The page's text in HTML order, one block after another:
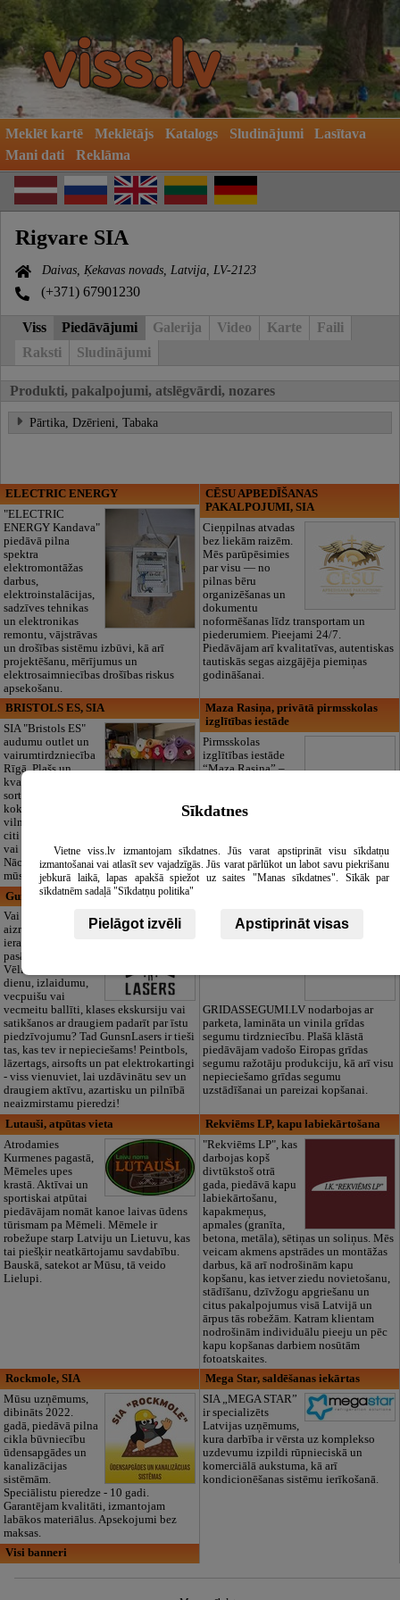
Meklēt kartē Meklētājs Katalogs Sludinājumi
Lasītava
Mani dati
Reklāma
Rigvare SIA
Daivas, Ķekavas novads, Latvija, LV-2123
(+371) 67901230
Viss Piedāvājumi Galerija Video Karte
Faili
Raksti
Sludinājumi
Produkti, pakalpojumi, atslēgvārdi, nozares
Pārtika, Dzērieni, Tabaka
ELECTRIC ENERGY
"ELECTRIC
ENERGY Kandava"
piedāvā pilna
spektra
elektromontāžas
darbus,
elektroinstalācijas,
sadzīves tehnikas
un elektronikas
remontu, vājstrāvas
un drošības sistēmu izbūvi, kā arī
projektēšanu, mērījumus un
elektrosaimniecības drošības riskus
apsekošanu.
CĒSU APBEDĪŠANAS
PAKALPOJUMI, SIA
Cieņpilnas atvadas
bez liekām raizēm.
Mēs parūpēsimies
par visu — no
pilnas bēru
organizēšanas un
dokumentu
noformēšanas līdz transportam un
piederumiem. Pieejami 24/7.
Piedāvājam arī kvalitatīvas, autentiskas
tautiskās segas aizgājēja piemiņas
godināšanai.
BRISTOLS ES, SIA
SIA "Bristols ES"
audumu outlet un
vairumtirdzniecība
Rīgā. Plašs un
kvalitatīvs tekstila
sortiments:
kokvilna, lins, zīds,
vilna, trikotāža un
citi audumi šūšanai
vai ražošanai.
Nāciet un iepazīstieties ar pilnu klāstu
mūsu noliktavā klātienē!
Maza Rasiņa, privātā pirmsskolas
izglītības iestāde
Pirmsskolas
izglītības iestāde
“Maza Rasiņa” –
Zasulaukā, bērniem
(LV/RU), logopēds, speciālais atbalsts,
pulciņi, liela zaļa teritorija un 3x
ēdināšana. Strādājam visu gadu!
GunsnLasers, izklaides parks
Vai meklē ko
aizraujošāku par
ierastajiem
pasākumiem?
Vēlies dzimšanas
dienu, izlaidumu,
vecpuišu vai
vecmeitu ballīti, klases ekskursiju vai
satikšanos ar draugiem padarīt par īstu
piedzīvojumu? Tad GunsnLasers ir tieši
tas, kas tev ir nepieciešams! Peintbols,
lāzertags, airsofts un pat elektrokartingi
- viss vienuviet, lai uzdāvinātu sev un
draugiem aktīvu, azartisku un pilnībā
neaizmirstamu pieredzi!
Uzņēmums
GRIDASSEGUMI.LV nodarbojas ar
parketa, lamināta un vinila grīdas
segumu tirdzniecību. Plašā klāstā
piedāvājam vadošo Eiropas grīdas
segumu ražotāju produkciju, kā arī visu
nepieciešamo grīdas segumu
uzstādīšanai un pareizai kopšanai.
Lutauši, atpūtas vieta
Atrodamies
Kurmenes pagastā,
Mēmeles upes
krastā. Aktīvai un
sportiskai atpūtai
piedāvājam nomāt kanoe laivas ūdens
tūrismam pa Mēmeli. Mēmele ir
robežupe starp Latviju un Lietuvu, kas
tai piešķir neatkārtojamu savdabību.
Bauskā, satekot ar Mūsu, tā veido
Lielupi.
Rekviēms LP, kapu labiekārtošana
"Rekviēms LP", kas
darbojas kopš
divtūkstoš otrā
gada, piedāvā kapu
labiekārtošanu,
kapakmeņus,
apmales (granīta,
betona, metāla), sētiņas un soliņus. Mēs
veicam akmens apstrādes un montāžas
darbus, kā arī nodrošinām kapu
kopšanu, kas ietver ziedu novietošanu,
stādīšanu, dzīvžogu apgriešanu un
citus pakalpojumus visā Latvijā un
ārpus tās robežām. Katram klientam
nodrošinām individuālu pieeju un pēc
kapu kopšanas darbiem nosūtām
fotoatskaites.
Rockmole, SIA
Mūsu uzņēmums,
dibināts 2022.
gadā, piedāvā pilna
cikla būvniecību
ūdensapgādes un
kanalizācijas
sistēmām.
Speciālistu pieredze - 10 gadi.
Garantējam kvalitāti, izmantojam
labākos materiālus. Apsekojumi bez
maksas.
Mega Star, saldēšanas iekārtas
SIA „MEGA STAR”
ir specializēts
Latvijas uzņēmums,
kura darbība ir vērsta uz komplekso
uzdevumu izpildi rūpnieciskā un
komerciālā aukstuma, kā arī
kondicionēšanas sistēmu ierīkošanā.
Visi banneri
Sīkdatnes
Vietne viss.lv izmantojam sīkdatnes. Jūs varat apstiprināt visu sīkdatņu
izmantošanai vai atlasīt sev vajadzīgās. Jūs varat pārlūkot un labot savu piekrišanu
jebkurā laikā, lapas apakšā spiežot uz saites "Manas sīkdatnes". Sīkāk par
sīkdatnēm sadaļā "Sīkdatņu politika"
Pielāgot izvēli Apstiprināt visas